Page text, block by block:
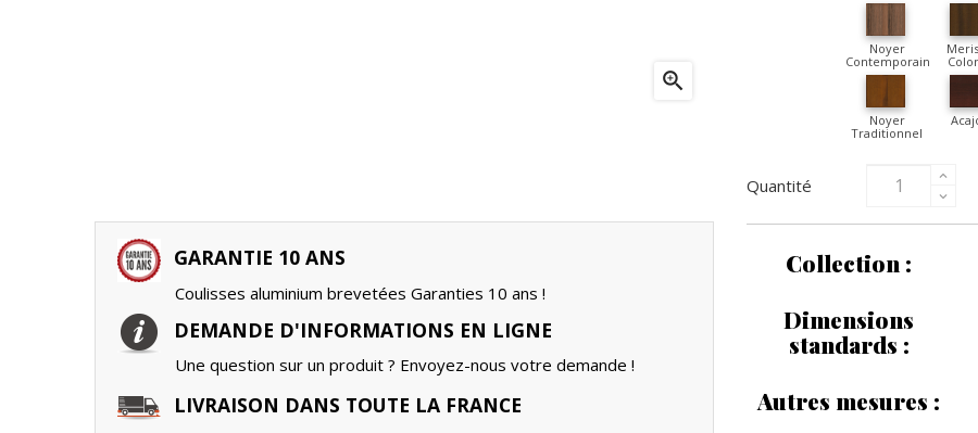

GARANTIE 10 ANS
Coulisses aluminium brevetées Garanties 10 ans !
DEMANDE D'INFORMATIONS EN LIGNE
Une question sur un produit ? Envoyez-nous votre demande !
LIVRAISON DANS TOUTE LA FRANCE
Noyer
Contemporain
Noyer
Traditionnel
Quantité
Collection :
Dimensions
standards :
Autres mesures :